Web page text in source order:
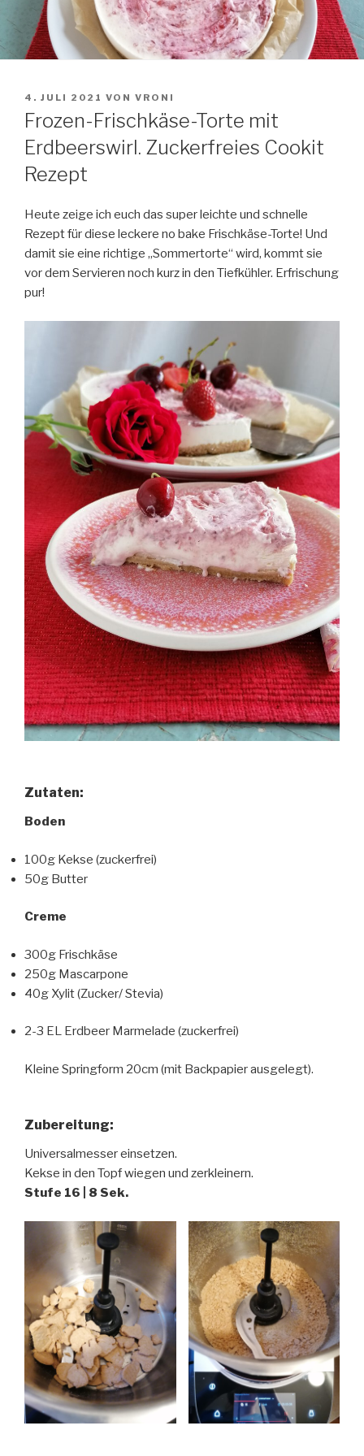
VERÖFFENTLICHT
AM
4. JULI 2021 VON VRONI
Frozen-Frischkäse-Torte mit
Erdbeerswirl. Zuckerfreies Cookit
Rezept
Heute zeige ich euch das super leichte und schnelle
Rezept für diese leckere no bake Frischkäse-Torte! Und
damit sie eine richtige „Sommertorte“ wird, kommt sie
vor dem Servieren noch kurz in den Tiefkühler. Erfrischung
pur!
Zutaten:
Boden
100g Kekse (zuckerfrei)
50g Butter
Creme
300g Frischkäse
250g Mascarpone
40g Xylit (Zucker/ Stevia)
2-3 EL Erdbeer Marmelade (zuckerfrei)
Kleine Springform 20cm (mit Backpapier ausgelegt).
Zubereitung:
Universalmesser einsetzen.
Kekse in den Topf wiegen und zerkleinern.
Stufe 16 | 8 Sek.